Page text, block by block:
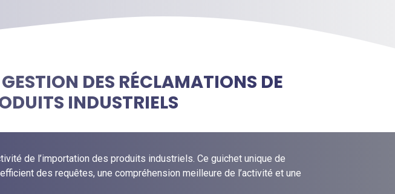
DES RÉCLAMATIONS DE
INDUSTRIELS
de l’importation des produits industriels. Ce guichet unique de
des requêtes, une compréhension meilleure de l’activité et une